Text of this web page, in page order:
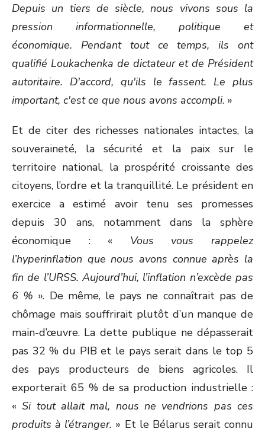
Depuis un tiers de siècle, nous vivons sous la
pression informationnelle, politique et
économique. Pendant tout ce temps, ils ont
qualifié Loukachenka de dictateur et de Président
autoritaire. D'accord, qu'ils le fassent. Le plus
important, c'est ce que nous avons accompli. »
Et de citer des richesses nationales intactes, la
souveraineté, la sécurité et la paix sur le
territoire national, la prospérité croissante des
citoyens, l’ordre et la tranquillité. Le président en
exercice a estimé avoir tenu ses promesses
depuis 30 ans, notamment dans la sphère
économique : « Vous vous rappelez
l’hyperinflation que nous avons connue après la
fin de l’URSS. Aujourd’hui, l’inflation n’excède pas
6 % ». De même, le pays ne connaîtrait pas de
chômage mais souffrirait plutôt d’un manque de
main-d’œuvre. La dette publique ne dépasserait
pas 32 % du PIB et le pays serait dans le top 5
des pays producteurs de biens agricoles. Il
exporterait 65 % de sa production industrielle :
«Si tout allait mal, nous ne vendrions pas ces
produits à l’étranger. » Et le Bélarus serait connu